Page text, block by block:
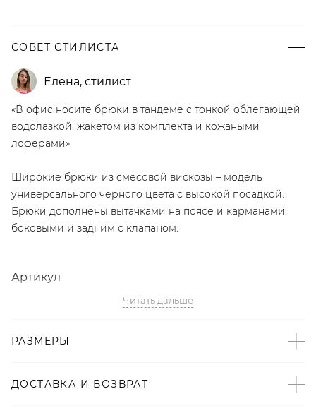
СОВЕТ СТИЛИСТА
Елена, стилист
«В офис носите брюки в тандеме с тонкой облегающей
водолазкой, жакетом из комплекта и кожаными
лоферами».
Широкие брюки из смесовой вискозы – модель
универсального черного цвета с высокой посадкой.
Брюки дополнены вытачками на поясе и карманами:
боковыми и задним с клапаном.
Артикул
Детали
Петербурге;
Читать дальше
РАЗМЕРЫ
ДОСТАВКА И ВОЗВРАТ